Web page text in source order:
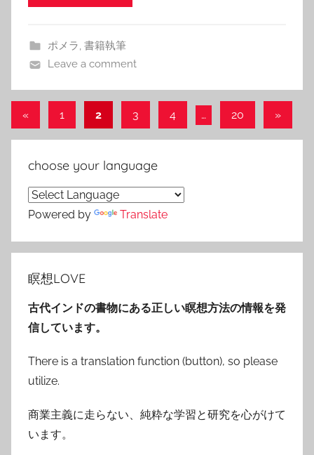
ポメラ, 書籍執筆
Leave a comment
投
稿
の
ペ
ジ
り
«Previous
1 2 3 4 … 20
Next
»
choose your language
Powered by Translate
瞑想LOVE
古代インドの書物にある正しい瞑想方法の情報を発
信しています。
There is a translation function (button), so please
utilize.
商業主義に走らない、純粋な学習と研究を心がけて
います。